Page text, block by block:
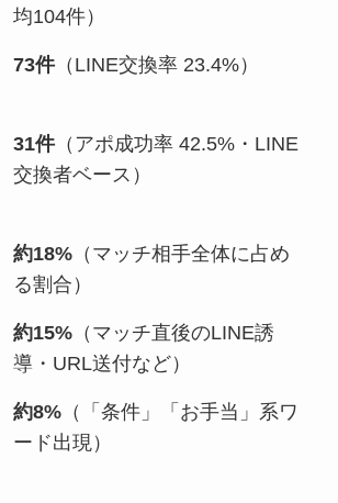
均104件）
73件 （LINE交換率 23.4%）
31件 （アポ成功率 42.5%・LINE
交換者ベース）
約18% （マッチ相手全体に占め
る割合）
約15% （マッチ直後のLINE誘
導・URL送付など）
約8% （「条件」「お手当」系ワ
ード出現）